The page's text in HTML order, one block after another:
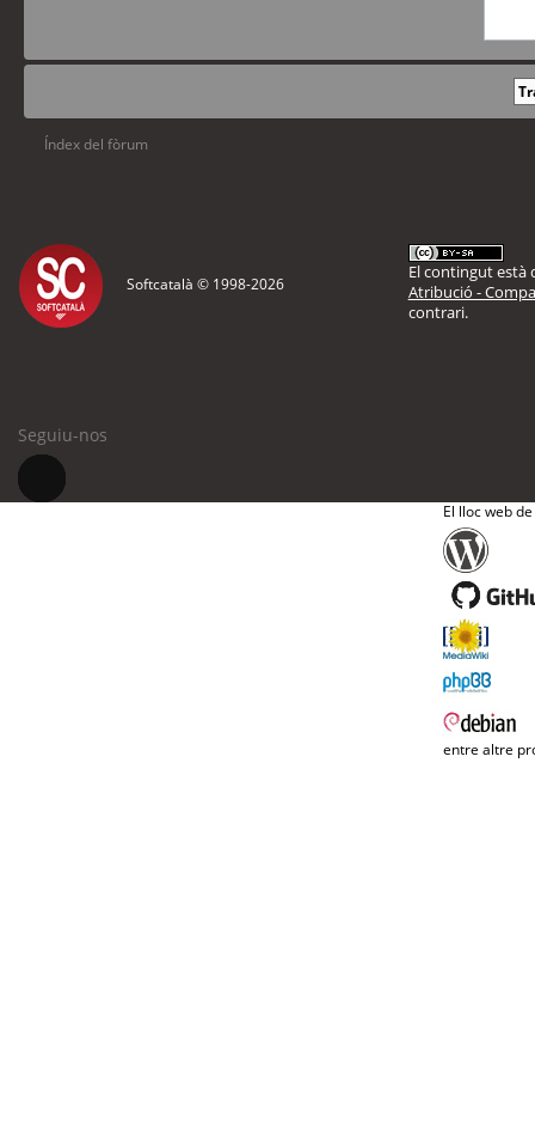
Índex del fòrum
Softcatalà © 1998-2026
El contingut està
Atribució -
contrari.
Seguiu-nos
El lloc web
entre altre